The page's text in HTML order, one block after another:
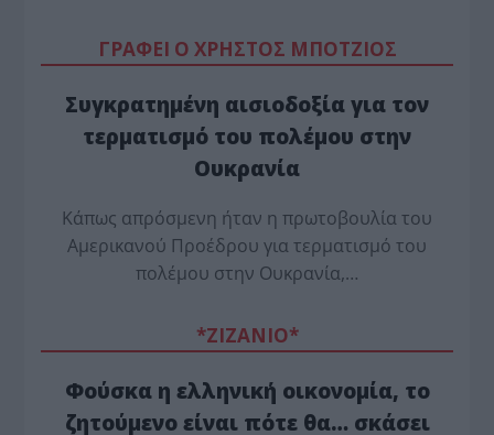
ΓΡΑΦΕΙ Ο ΧΡΗΣΤΟΣ ΜΠΟΤΖΙΟΣ
Συγκρατημένη αισιοδοξία για τον
τερματισμό του πολέμου στην
Ουκρανία
Κάπως απρόσμενη ήταν η πρωτοβουλία του
Αμερικανού Προέδρου για τερματισμό του
πολέμου στην Ουκρανία,…
*ZΙΖΑΝΙΟ*
Φούσκα η ελληνική οικονομία, το
ζητούμενο είναι πότε θα… σκάσει